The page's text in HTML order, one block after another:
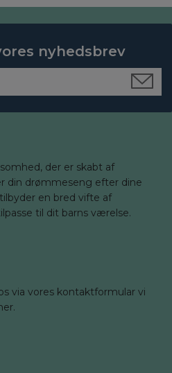
nyhedsbrev
der er skabt af
din drømmeseng efter dine
en bred vifte af
til dit barns værelse.
via vores kontaktformular vi